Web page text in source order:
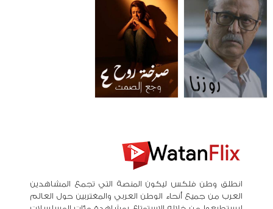
انطلق وطن فلكس ليكون المنصة التي تجمع المشاهدين
العرب من جميع أنحاء الوطن العربي والمغتربين حول العالم